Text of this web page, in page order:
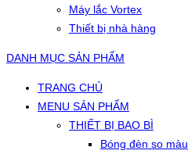
Máy lắc Vortex
Thiết bị nhà hàng
DANH MỤC SẢN PHẨM
TRANG CHỦ
MENU SẢN PHẨM
THIẾT BỊ BAO BÌ
Bóng đèn so màu